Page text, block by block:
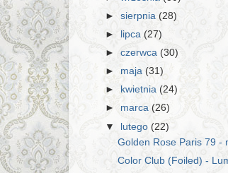
►sierpnia (28)
►
lipca(27)
►czerwca (30)
►maja(31)
►
kwietnia (24)
►marca(26)
▼ lutego (22)
Golden Rose Paris 79 -
Color Club (Foiled) -